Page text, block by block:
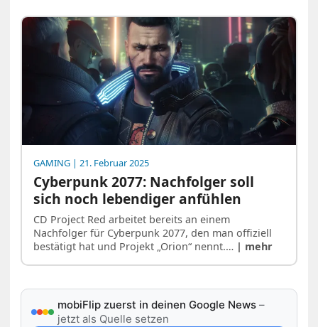
GAMING | 21. Februar 2025
Cyberpunk 2077: Nachfolger soll
sich noch lebendiger anfühlen
CD Project Red arbeitet bereits an einem
Nachfolger für Cyberpunk 2077, den man offiziell
bestätigt hat und Projekt „Orion“ nennt.… | mehr
mobiFlip zuerst in deinen Google News –
jetzt als Quelle setzen